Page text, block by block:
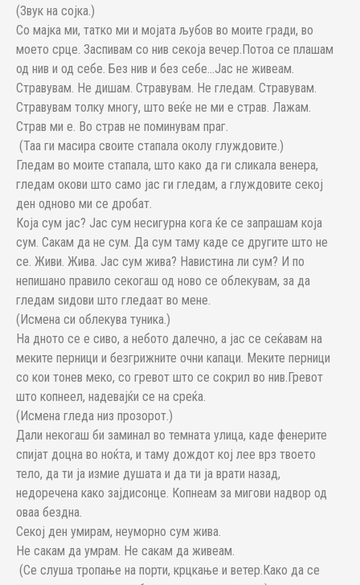
(Звук на сојка.)
Со мајка ми, татко ми и мојата љубов во моите гради, во
моето срце. Заспивам со нив секоја вечер.Потоа се плашам
од нив и од себе. Без нив и без себе…Јас не живеам.
Стравувам. Не дишам. Стравувам. Не гледам. Стравувам.
Стравувам толку многу, што веќе не ми е страв. Лажам.
Страв ми е. Во страв не поминувам праг.
(Таа ги масира своите стапала околу глуждовите.)
Гледам во моите стапала, што како да ги сликала венера,
гледам окови што само јас ги гледам, а глуждовите секој
ден одново ми се дробат.
Која сум јас? Јас сум несигурна кога ќе се запрашам која
сум. Сакам да не сум. Да сум таму каде се другите што не
се. Живи. Жива. Јас сум жива? Навистина ли сум? И по
непишано правило секогаш од ново се облекувам, за да
гледам ѕидови што гледаат во мене.
(Исмена си облекува туника.)
На дното се е сиво, а небото далечно, а јас се сеќавам на
меките перници и безгрижните очни капаци. Меките перници
со кои тонев меко, со гревот што се сокрил во нив.Гревот
што копнеел, надевајќи се на среќа.
(Исмена гледа низ прозорот.)
Дали некогаш би заминал во темната улица, каде фенерите
спијат доцна во ноќта, и таму дождот кој лее врз твоето
тело, да ти ја измие душата и да ти ја врати назад,
недоречена како зајдисонце. Копнеам за мигови надвор од
оваа бездна.
Секој ден умирам, неуморно сум жива.
Не сакам да умрам. Не сакам да живеам.
(Се слуша тропање на порти, крцкање и ветер.Како да се